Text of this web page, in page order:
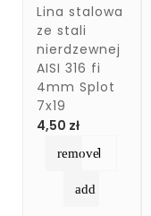
Lina stalowa
ze stali
nierdzewnej
AISI 316 fi
4mm Splot
7x19
4,50 złCena
remove
add